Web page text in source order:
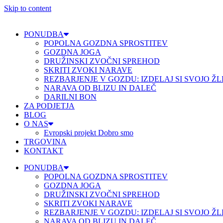
Skip to content
PONUDBA
POPOLNA GOZDNA SPROSTITEV
GOZDNA JOGA
DRUŽINSKI ZVOČNI SPREHOD
SKRITI ZVOKI NARAVE
REZBARJENJE V GOZDU: IZDELAJ SI SVOJO
NARAVA OD BLIZU IN DALEČ
DARILNI BON
ZA PODJETJA
BLOG
O NAS
Evropski projekt Dobro smo
TRGOVINA
KONTAKT
PONUDBA
POPOLNA GOZDNA SPROSTITEV
GOZDNA JOGA
DRUŽINSKI ZVOČNI SPREHOD
SKRITI ZVOKI NARAVE
REZBARJENJE V GOZDU: IZDELAJ SI SVOJO
NARAVA OD BLIZU IN DALEČ